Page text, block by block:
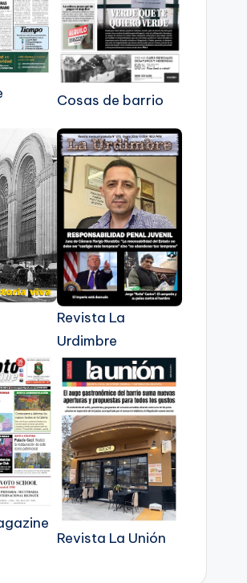
Cosas de barrio
Revista La
Urdimbre
Revista La Unión